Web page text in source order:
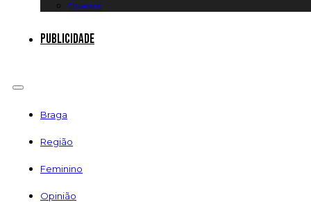
Diversos
Publicidade
Braga
Região
Feminino
Opinião